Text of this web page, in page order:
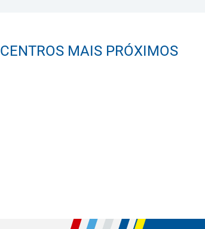
CENTROS MAIS PRÓXIMOS